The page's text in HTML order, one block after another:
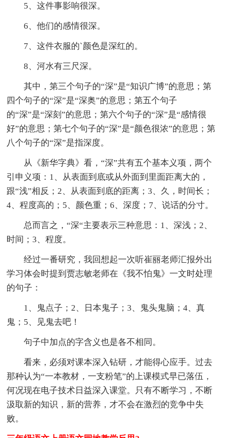
5、这件事影响很深。
6、他们的感情很深。
7、这件衣服的`颜色是深红的。
8、河水有三尺深。
其中，第三个句子的“深”是“知识广博”的意思；第
四个句子的“深”是“深奥”的意思；第五个句子
的“深”是“深刻”的意思；第六个句子的“深”是“感情很
好”的意思；第七个句子的“深”是“颜色很浓”的意思；第
八个句子的“深”是指深度。
从《新华字典》看，“深”共有五个基本义项，两个
引申义项：1、从表面到底或从外面到里面距离大的，
跟“浅”相反；2、从表面到底的距离；3、久，时间长；
4、程度高的；5、颜色重；6、深度；7、说话的分寸。
总而言之，“深“主要表示三种意思：1、深浅；2、
时间；3、程度。
经过一番研究，我回想起一次听崔丽老师汇报外出
学习体会时提到贾志敏老师在《我不怕鬼》一文时处理
的句子：
1、鬼点子；2、日本鬼子；3、鬼头鬼脑；4、真
鬼；5、见鬼去吧！
句子中加点的字含义也是各不相同。
看来，必须对课本深入钻研，才能得心应手。过去
那种认为“一本教材，一支粉笔”的上课模式早已落伍，
何况现在电子技术日益深入课堂。只有不断学习，不断
汲取新的知识，新的营养，才不会在激烈的竞争中失
败。